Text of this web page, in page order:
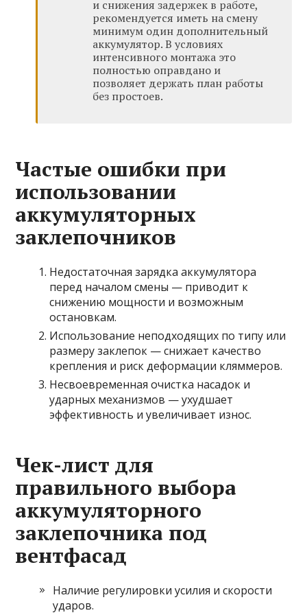
и снижения задержек в работе,
рекомендуется иметь на смену
минимум один дополнительный
аккумулятор. В условиях
интенсивного монтажа это
полностью оправдано и
позволяет держать план работы
без простоев.
Частые ошибки при
использовании
аккумуляторных
заклепочников
Недостаточная зарядка аккумулятора
перед началом смены — приводит к
снижению мощности и возможным
остановкам.
Использование неподходящих по типу или
размеру заклепок — снижает качество
крепления и риск деформации кляммеров.
Несвоевременная очистка насадок и
ударных механизмов — ухудшает
эффективность и увеличивает износ.
Чек-лист для
правильного выбора
аккумуляторного
заклепочника под
вентфасад
Наличие регулировки усилия и скорости
ударов.